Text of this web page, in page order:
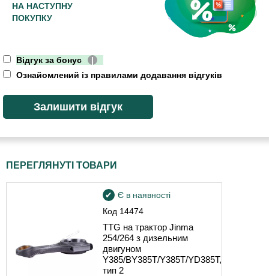
НА НАСТУПНУ
ПОКУПКУ
Відгук за бонус
|
Ознайомлений із правилами додавання відгуків
ПЕРЕГЛЯНУТІ ТОВАРИ
Код 14474
Є в наявності
TTG на трактор Jinma
254/264 з дизельним
двигуном
Y385/BY385T/Y385T/YD385T,
тип 2